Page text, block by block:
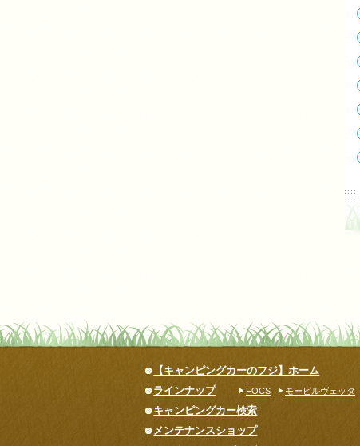
【キャンピングカーのフジ】ホーム
ラインナップ
FOCS モービルヴェッタ
キャンピングカー検索
メンテナンスショップ